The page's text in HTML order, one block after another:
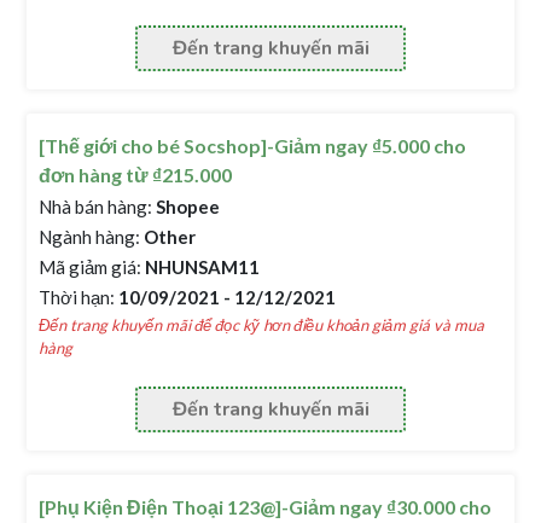
Đến trang khuyến mãi
[Thế giới cho bé Socshop]-Giảm ngay ₫5.000 cho
đơn hàng từ ₫215.000
Nhà bán hàng: Shopee
Ngành hàng: Other
Mã giảm giá: NHUNSAM11
Thời hạn: 10/09/2021 - 12/12/2021
Đến trang khuyến mãi để đọc kỹ hơn điều khoản giảm giá và mua
hàng
Đến trang khuyến mãi
[Phụ Kiện Điện Thoại 123@]-Giảm ngay ₫30.000 cho